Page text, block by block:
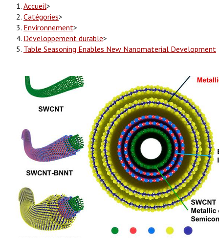
Accueil>
Catégories>
Environnement>
Développement durable>
Table Seasoning Enables New Nanomaterial Development